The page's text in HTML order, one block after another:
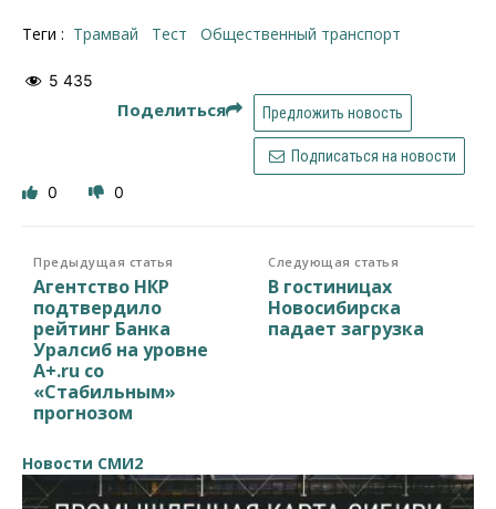
Теги : Трамвай тест общественный транспорт
5 435
Поделиться Предложить новость
Подписаться на новости
0 0
Предыдущая статья
Агентство НКР
подтвердило
рейтинг Банка
Уралсиб на уровне
A+.ru со
«Стабильным»
прогнозом
Следующая статья
В гостиницах
Новосибирска
падает загрузка
Новости СМИ2